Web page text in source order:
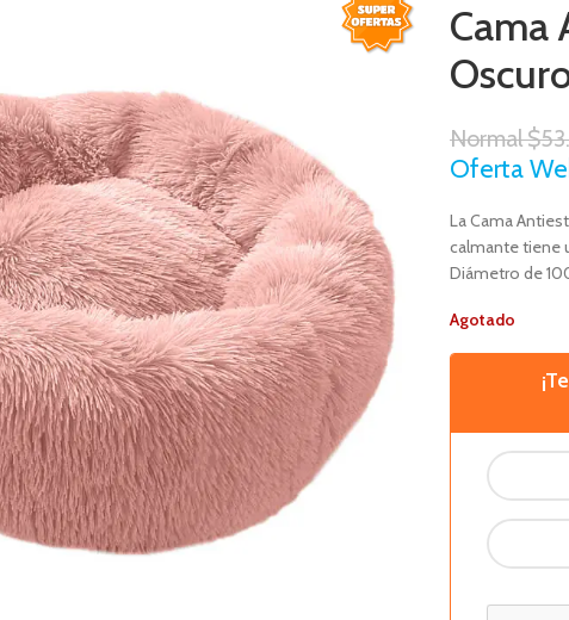
Cama
Normal$
Oferta
La Cama
calmante tiene
Diámetro de
Agotado